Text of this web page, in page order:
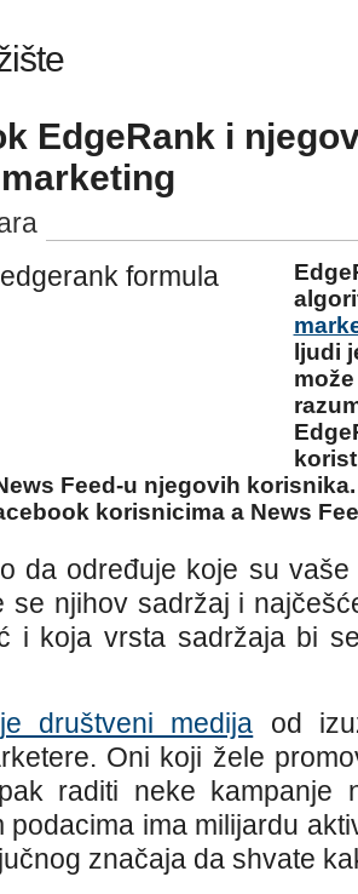
EdgeRank i
ljudi
Feed-u njegovih
korisnicima a News
da određuje koje su
se njihov sadržaj i
i koja vrsta sadržaja bi
društveni medija od
Oni koji žele
raditi neke kampanje
podacima ima milijardu
značaja da shvate